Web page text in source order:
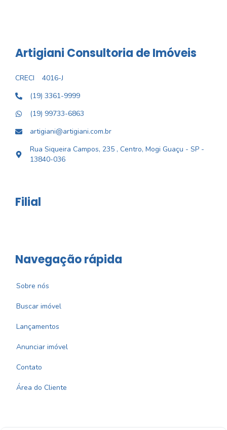
Artigiani Consultoria de Imóveis
CRECI
4016-J
(19) 3361-9999
(19) 99733-6863
artigiani@artigiani.com.br
Rua Siqueira Campos, 235 , Centro, Mogi Guaçu - SP -
13840-036
Filial
Navegação rápida
Sobre nós
Buscar imóvel
Lançamentos
Anunciar imóvel
Contato
Área do Cliente